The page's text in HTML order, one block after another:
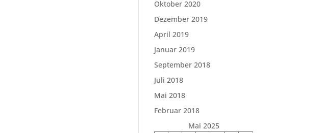
Oktober 2020
Dezember 2019
April 2019
Januar 2019
September 2018
Juli 2018
Mai 2018
Februar 2018
Mai 2025